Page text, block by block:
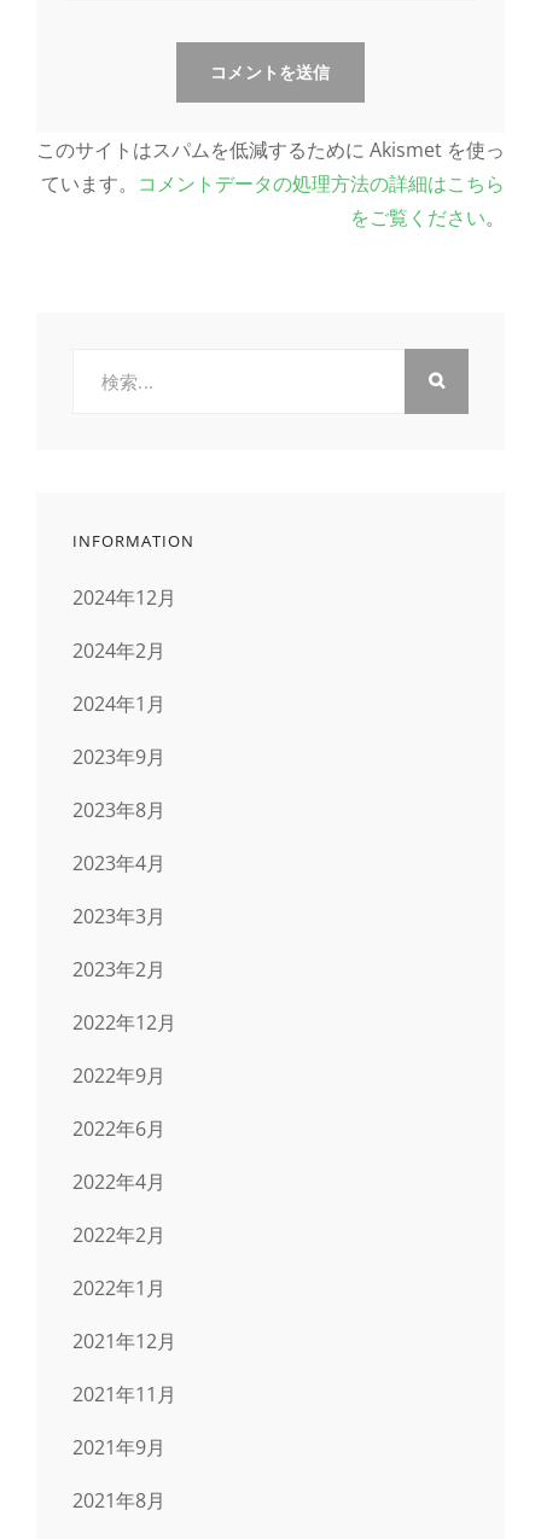
このサイトはスパムを低減するために Akismet を使っ
ています。 コメントデータの処理方法の詳細はこちら
をご覧ください。
INFORMATION
2024年12月
2024年2月
2024年1月
2023年9月
2023年8月
2023年4月
2023年3月
2023年2月
2022年12月
2022年9月
2022年6月
2022年4月
2022年2月
2022年1月
2021年12月
2021年11月
2021年9月
2021年8月